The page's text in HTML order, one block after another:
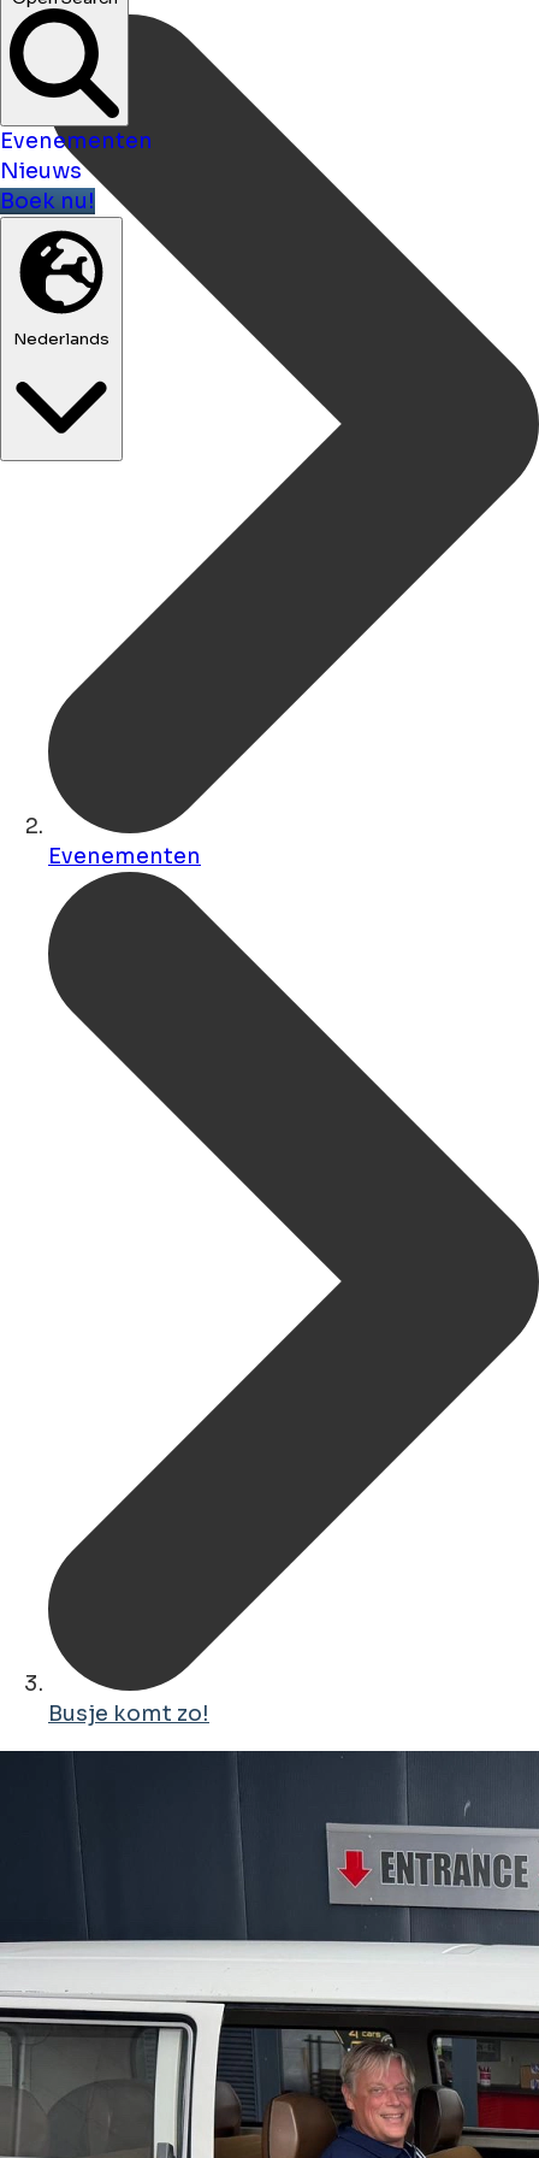
Evenementen
Nieuws
Boek nu!
Nederlands
Evenementen
Busje komt zo!